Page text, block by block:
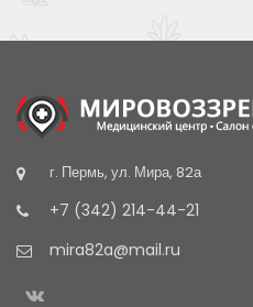
г. Пермь, ул. Мира, 82а
+7 (342) 214-44-21
mira82a@mail.ru